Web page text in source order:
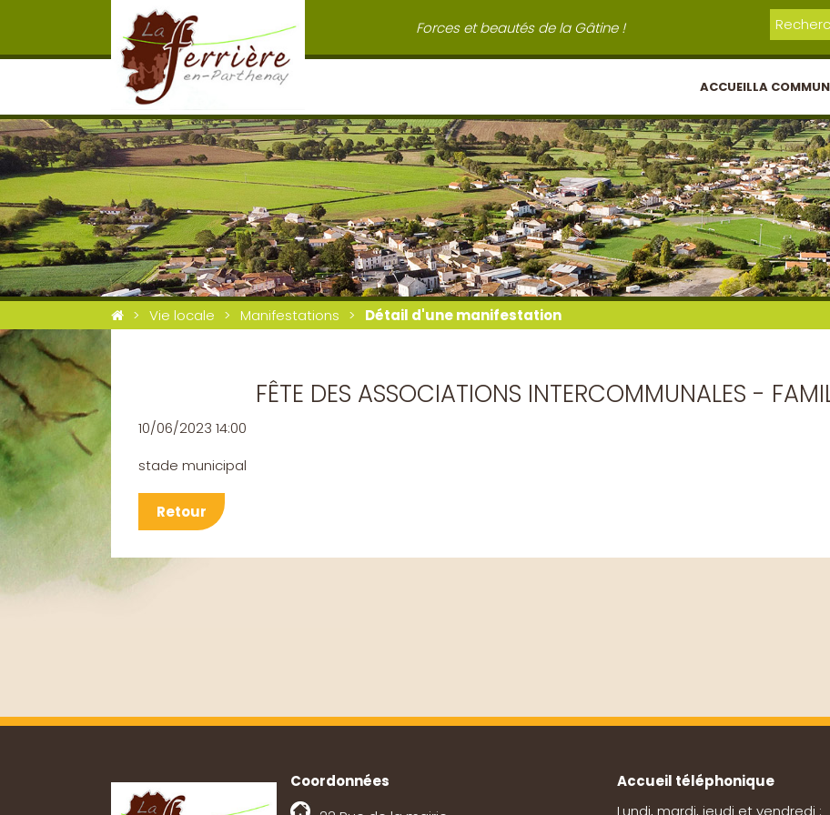
Forces et beautés de la Gâtine !
ACCUEILLA
Vie locale Manifestations Détail d'une manifestation
FÊTE DES ASSOCIATIONS INTERCOMMUNALES -
10/06/2023 14:00
stade municipal
Retour
Coordonnées
Accueil téléphonique
Lundi, mardi, jeudi et vendredi :